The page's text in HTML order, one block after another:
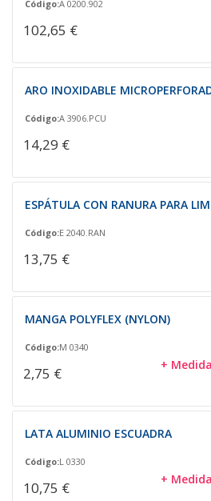
Código:A 0200.902
102,65 €
ARO INOXIDABLE
Código:A 3906.PCU
14,29 €
ESPÁTULA CON RANURA PARA
Código:E 2040.RAN
13,75 €
MANGA POLYFLEX (NYLON)
Código:M 0340
2,75 € +
LATA ALUMINIO ESCUADRA
Código:L 0330
10,75 € +